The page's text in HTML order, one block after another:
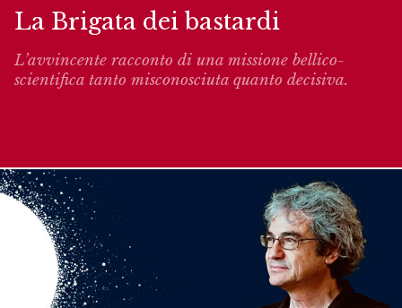
La Brigata dei bastardi
L’avvincente racconto di una missione bellico-
scientifica tanto misconosciuta quanto decisiva.